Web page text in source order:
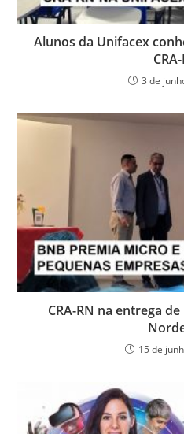
Alunos da Unifacex
3 de
CRA-RN na entrega
15 de